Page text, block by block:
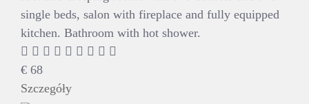
single beds, salon with fireplace and fully equipped
kitchen. Bathroom with hot shower.
€ 68
Szczegóły